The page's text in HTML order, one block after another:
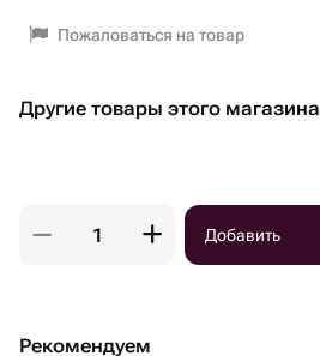
Пожаловаться на товар
Другие товары этого магазина
Добавить
Рекомендуем